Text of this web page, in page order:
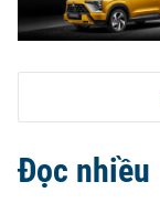
Đọc nhiều